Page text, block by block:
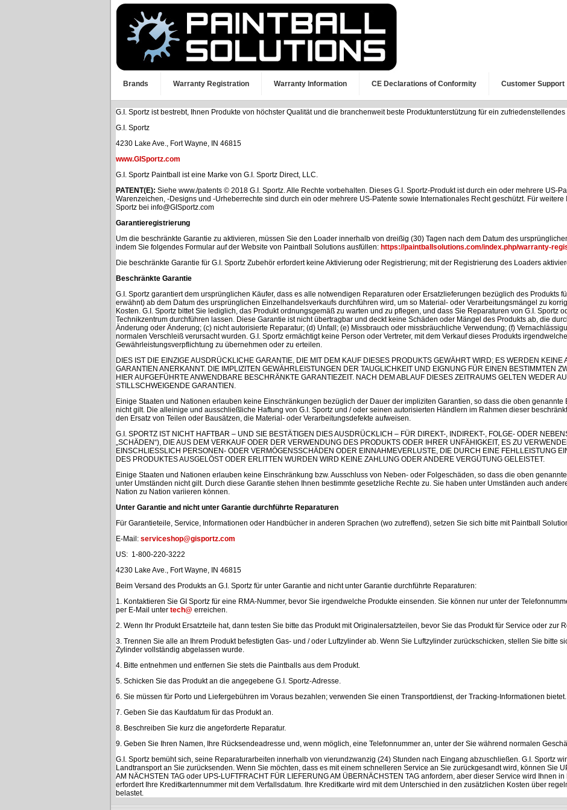
Brands Warranty Registration Warranty Information CE Declarations of Conformity Customer Support
G.I. Sportz ist bestrebt, Ihnen Produkte von höchster Qualität und die branchenweit beste Produktunterstützung für ein
G.I. Sportz
4230 Lake Ave., Fort Wayne, IN 46815
www.GISportz.com
G.I. Sportz Paintball ist eine Marke von G.I. Sportz Direct, LLC.
PATENT(E): Siehe www./patents © 2018 G.I. Sportz. Alle Rechte vorbehalten. Dieses G.I. Sportz-Produkt ist durch ein oder mehrere US-
Warenzeichen, -Designs und -Urheberrechte sind durch ein oder mehrere US-Patente sowie Internationales Recht geschützt. Für weitere
Sportz bei info@GISportz.com
Garantieregistrierung
Um die beschränkte Garantie zu aktivieren, müssen Sie den Loader innerhalb von dreißig (30) Tagen nach dem Datum des
indem Sie folgendes Formular auf der Website von Paintball Solutions ausfüllen: https://paintballsolutions.com/index.php/warranty-
Die beschränkte Garantie für G.I. Sportz Zubehör erfordert keine Aktivierung oder Registrierung; mit der Registrierung des Loaders
Beschränkte Garantie
G.I. Sportz garantiert dem ursprünglichen Käufer, dass es alle notwendigen Reparaturen oder Ersatzlieferungen bezüglich des Produkts
erwähnt) ab dem Datum des ursprünglichen Einzelhandelsverkaufs durchführen wird, um so Material- oder Verarbeitungsmängel zu
Kosten. G.I. Sportz bittet Sie lediglich, das Produkt ordnungsgemäß zu warten und zu pflegen, und dass Sie Reparaturen von G.I. Sportz
Technikzentrum durchführen lassen. Diese Garantie ist nicht übertragbar und deckt keine Schäden oder Mängel des Produkts ab, die
Änderung oder Änderung; (c) nicht autorisierte Reparatur; (d) Unfall; (e) Missbrauch oder missbräuchliche Verwendung; (f)
normalen Verschleiß verursacht wurden. G.I. Sportz ermächtigt keine Person oder Vertreter, mit dem Verkauf dieses Produkts
Gewährleistungsverpflichtung zu übernehmen oder zu erteilen.
DIES IST DIE EINZIGE AUSDRÜCKLICHE GARANTIE, DIE MIT DEM KAUF DIESES PRODUKTS GEWÄHRT WIRD; ES WERDEN
GARANTIEN ANERKANNT. DIE IMPLIZITEN GEWÄHRLEISTUNGEN DER TAUGLICHKEIT UND EIGNUNG FÜR EINEN BESTIMMTEN
HIER AUFGEFÜHRTE ANWENDBARE BESCHRÄNKTE GARANTIEZEIT. NACH DEM ABLAUF DIESES ZEITRAUMS GELTEN WEDER
STILLSCHWEIGENDE GARANTIEN.
Einige Staaten und Nationen erlauben keine Einschränkungen bezüglich der Dauer der impliziten Garantien, so dass die oben genannte
nicht gilt. Die alleinige und ausschließliche Haftung von G.I. Sportz und / oder seinen autorisierten Händlern im Rahmen dieser
den Ersatz von Teilen oder Bausätzen, die Material- oder Verarbeitungsdefekte aufweisen.
G.I. SPORTZ IST NICHT HAFTBAR – UND SIE BESTÄTIGEN DIES AUSDRÜCKLICH – FÜR DIREKT-, INDIREKT-, FOLGE- ODER
„SCHÄDEN“), DIE AUS DEM VERKAUF ODER DER VERWENDUNG DES PRODUKTS ODER IHRER UNFÄHIGKEIT, ES ZU
EINSCHLIESSLICH PERSONEN- ODER VERMÖGENSSCHÄDEN ODER EINNAHMEVERLUSTE, DIE DURCH EINE FEHLLEISTUNG
DES PRODUKTES AUSGELÖST ODER ERLITTEN WURDEN WIRD KEINE ZAHLUNG ODER ANDERE VERGÜTUNG GELEISTET.
Einige Staaten und Nationen erlauben keine Einschränkung bzw. Ausschluss von Neben- oder Folgeschäden, so dass die oben
unter Umständen nicht gilt. Durch diese Garantie stehen Ihnen bestimmte gesetzliche Rechte zu. Sie haben unter Umständen auch
Nation zu Nation variieren können.
Unter Garantie and nicht unter Garantie durchführte Reparaturen
Für Garantieteile, Service, Informationen oder Handbücher in anderen Sprachen (wo zutreffend), setzen Sie sich bitte mit Paintball
E-Mail: serviceshop@gisportz.com
US: 1-800-220-3222
4230 Lake Ave., Fort Wayne, IN 46815
Beim Versand des Produkts an G.I. Sportz für unter Garantie and nicht unter Garantie durchführte Reparaturen:
1. Kontaktieren Sie GI Sportz für eine RMA-Nummer, bevor Sie irgendwelche Produkte einsenden. Sie können nur unter der
per E-Mail unter tech@ erreichen.
2. Wenn Ihr Produkt Ersatzteile hat, dann testen Sie bitte das Produkt mit Originalersatzteilen, bevor Sie das Produkt für Service oder zur
3. Trennen Sie alle an Ihrem Produkt befestigten Gas- und / oder Luftzylinder ab. Wenn Sie Luftzylinder zurückschicken, stellen Sie bitte
Zylinder vollständig abgelassen wurde.
4. Bitte entnehmen und entfernen Sie stets die Paintballs aus dem Produkt.
5. Schicken Sie das Produkt an die angegebene G.I. Sportz-Adresse.
6. Sie müssen für Porto und Liefergebühren im Voraus bezahlen; verwenden Sie einen Transportdienst, der Tracking-Informationen bietet.
7. Geben Sie das Kaufdatum für das Produkt an.
8. Beschreiben Sie kurz die angeforderte Reparatur.
9. Geben Sie Ihren Namen, Ihre Rücksendeadresse und, wenn möglich, eine Telefonnummer an, unter der Sie während normalen
G.I. Sportz bemüht sich, seine Reparaturarbeiten innerhalb von vierundzwanzig (24) Stunden nach Eingang abzuschließen. G.I. Sportz
Landtransport an Sie zurücksenden. Wenn Sie möchten, dass es mit einem schnelleren Service an Sie zurückgesandt wird, können Sie
AM NÄCHSTEN TAG oder UPS-LUFTFRACHT FÜR LIEFERUNG AM ÜBERNÄCHSTEN TAG anfordern, aber dieser Service wird Ihnen
erfordert Ihre Kreditkartennummer mit dem Verfallsdatum. Ihre Kreditkarte wird mit dem Unterschied in den zusätzlichen Kosten über
belastet.